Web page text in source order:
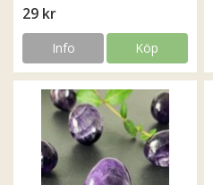
29 kr
Info Köp